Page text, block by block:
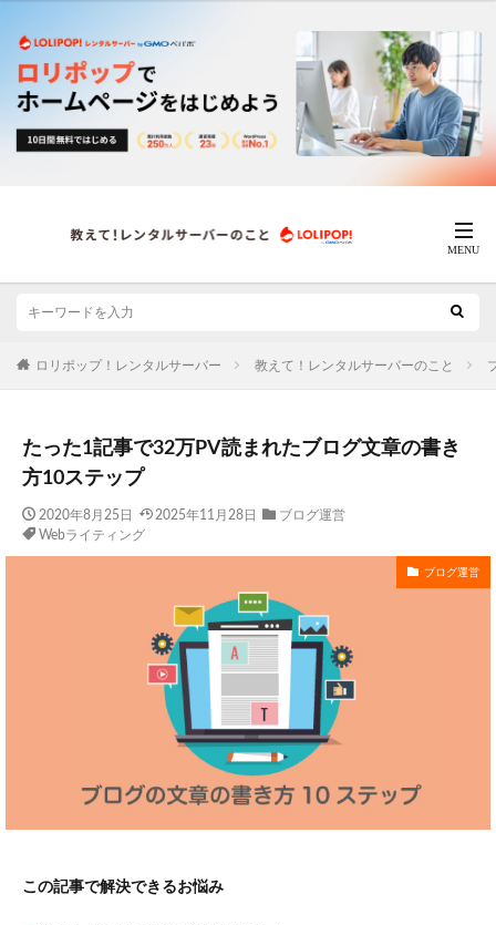
ロリポップ！レンタルサーバー 教えて！レンタルサーバーのこと
たった1記事で32万PV読まれたブログ文章の書き
方10ステップ
2020年8月25日 2025年11月28日
ブログ運営
Webライティング
ブログ運営
この記事で解決できるお悩み